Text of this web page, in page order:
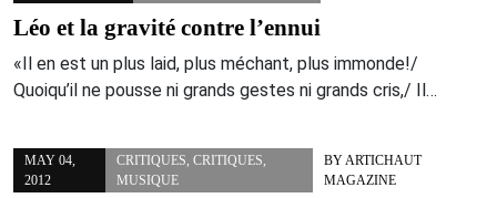
Léo et la gravité contre l’ennui
«Il en est un plus laid, plus méchant, plus immonde!/
Quoiqu’il ne pousse ni grands gestes ni grands cris,/ Il…
MAY 04,
2012
CRITIQUES CRITIQUES
MUSIQUE
BY ARTICHAUT
MAGAZINE